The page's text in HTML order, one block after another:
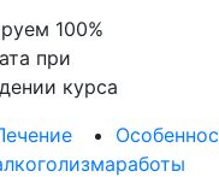
100%
при
курса
работы